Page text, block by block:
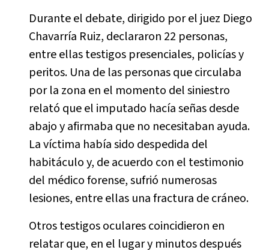
Durante el debate, dirigido por el juez Diego
Chavarría Ruiz, declararon 22 personas,
entre ellas testigos presenciales, policías y
peritos. Una de las personas que circulaba
por la zona en el momento del siniestro
relató que el imputado hacía señas desde
abajo y afirmaba que no necesitaban ayuda.
La víctima había sido despedida del
habitáculo y, de acuerdo con el testimonio
del médico forense, sufrió numerosas
lesiones, entre ellas una fractura de cráneo.
Otros testigos oculares coincidieron en
relatar que, en el lugar y minutos después